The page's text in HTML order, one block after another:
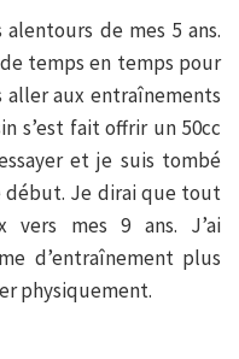
de mes 5 ans.
temps en temps pour
aller aux entraînements
s’est fait offrir un 50cc
et je suis tombé
début. Je dirai que tout
vers mes 9 ans. J’ai
d’entraînement plus
physiquement.